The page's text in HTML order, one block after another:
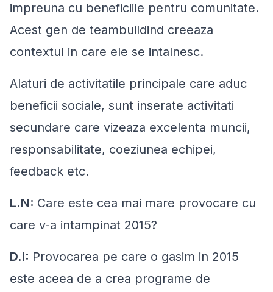
impreuna cu beneficiile pentru comunitate.
Acest gen de teambuildind creeaza
contextul in care ele se intalnesc.
Alaturi de activitatile principale care aduc
beneficii sociale, sunt inserate activitati
secundare care vizeaza excelenta muncii,
responsabilitate, coeziunea echipei,
feedback etc.
L.N: Care este cea mai mare provocare cu
care v-a intampinat 2015?
D.I: Provocarea pe care o gasim in 2015
este aceea de a crea programe de